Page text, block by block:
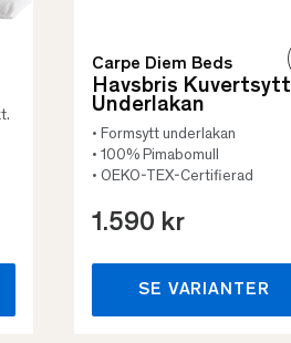
Carpe Diem Beds
Havsbris Kuvertsytt
Underlakan
• Formsytt underlakan
• 100% Pimabomull
• OEKO-TEX-Certifierad
1.590 kr
SE VARIANTER